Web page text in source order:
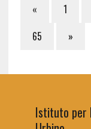
« 1
65
»
Istituto per